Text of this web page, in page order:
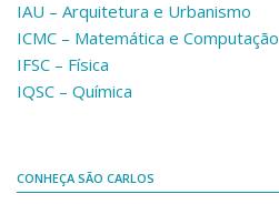
Campus Universitário
Ensino e Pesquisa
Sobre o Campus
Dirigentes
IAU – Arquitetura e Urbanismo
ICMC – Matemática e Computação
IFSC – Física
IQSC – Química
CONHEÇA SÃO CARLOS